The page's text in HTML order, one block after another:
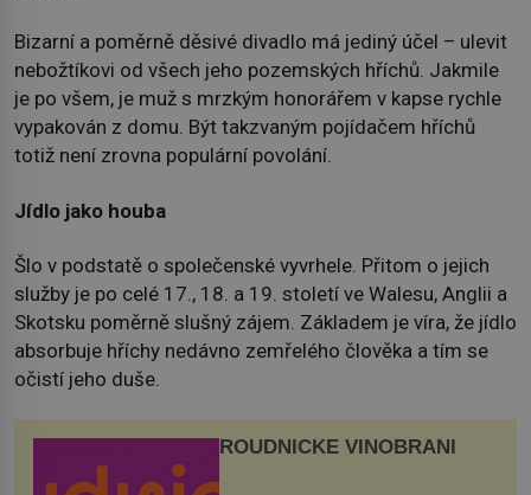
Bizarní a poměrně děsivé divadlo má jediný účel – ulevit
nebožtíkovi od všech jeho pozemských hříchů. Jakmile
je po všem, je muž s mrzkým honorářem v kapse rychle
vypakován z domu. Být takzvaným pojídačem hříchů
totiž není zrovna populární povolání.
Jídlo jako houba
Šlo v podstatě o společenské vyvrhele. Přitom o jejich
služby je po celé 17., 18. a 19. století ve Walesu, Anglii a
Skotsku poměrně slušný zájem. Základem je víra, že jídlo
absorbuje hříchy nedávno zemřelého člověka a tím se
očistí jeho duše.
ROUDNICKÉ VINOBRANÍ